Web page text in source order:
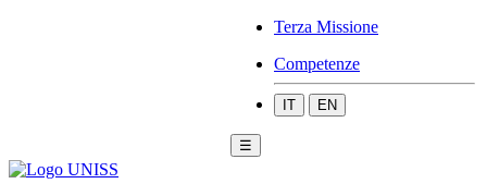
Terza Missione
Competenze
IT EN
☰